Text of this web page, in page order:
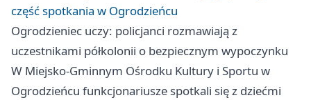
część spotkania w Ogrodzieńcu
Ogrodzieniec uczy: policjanci rozmawiają z
uczestnikami półkolonii o bezpiecznym wypoczynku
W Miejsko-Gminnym Ośrodku Kultury i Sportu w
Ogrodzieńcu funkcjonariusze spotkali się z dziećmi